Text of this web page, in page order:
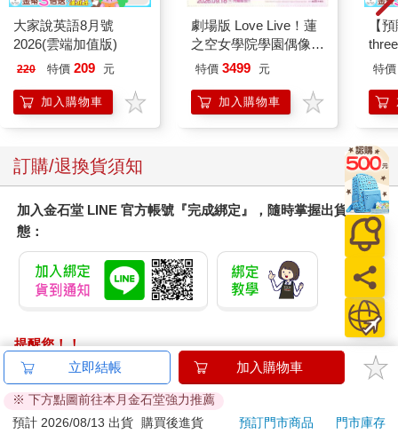
大家說英語8月號
2026(雲端加值版)
220 特價 209 元
加入購物車
劇場版 Love Live！蓮
之空女學院學園偶像俱
樂部 Bloom Garden
組
特價 3499 元
加入購物車
【
VA
特價
訂購/退換貨須知
加入金石堂 LINE 官方帳號『完成綁定』，隨時掌握出貨動
態：
提醒您！！
金石堂及銀行均不會請您操作ATM! 如接獲電話要求您前往
ATM提款機，請不要聽從指示，以免受騙上當！
退換貨須知：
立即結帳 加入購物車
※ 下方點圖前往本月金石堂強力推薦
預計 2026/08/13 出貨
購買後進貨 預訂門市商品
門市庫存